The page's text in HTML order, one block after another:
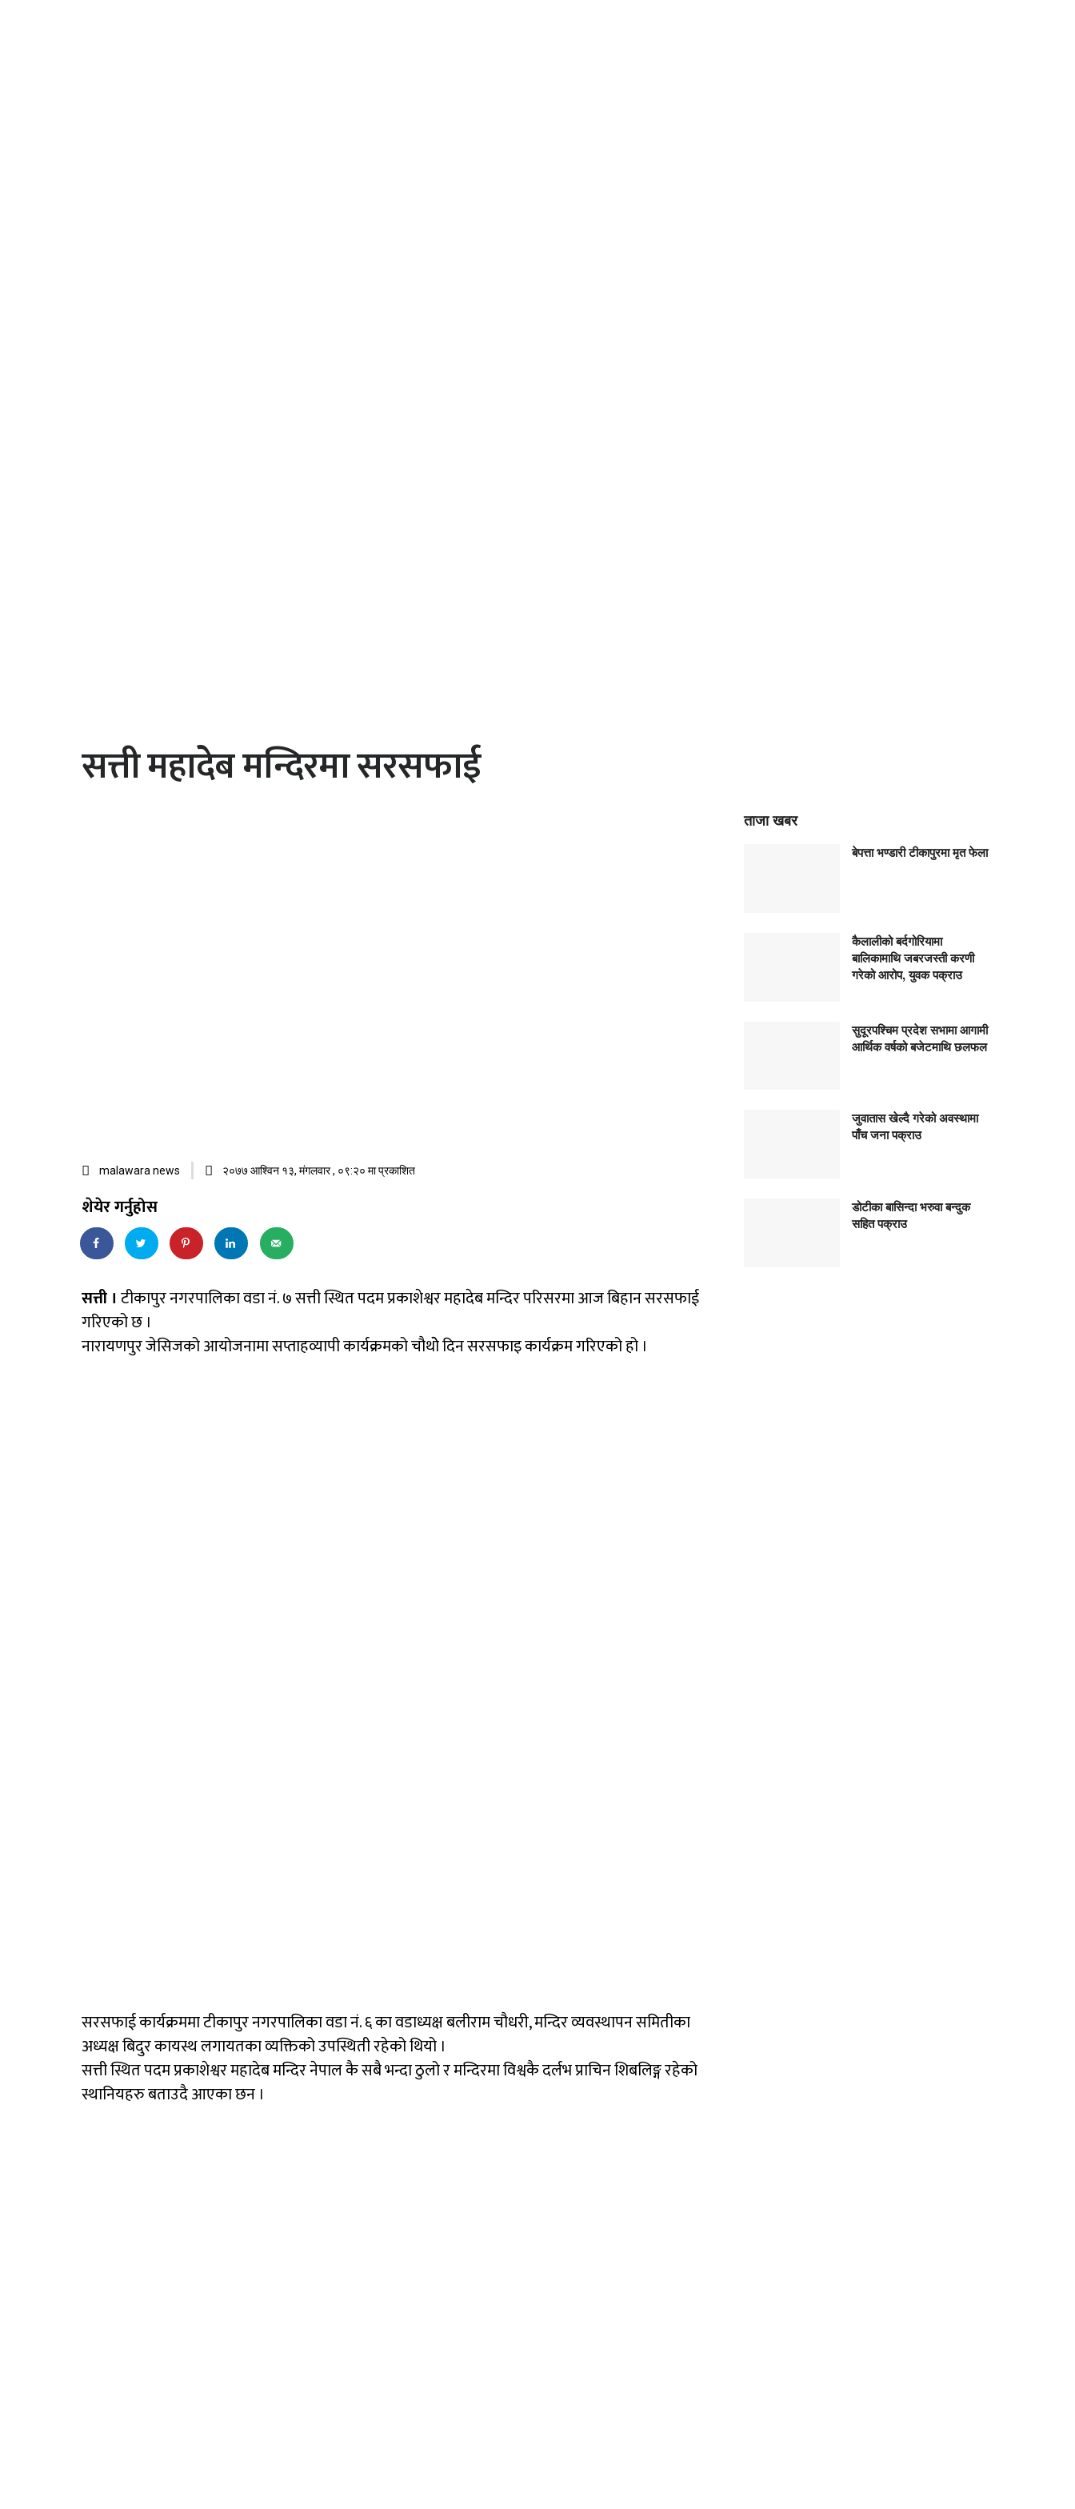
सत्ती महादेब मन्दिरमा सरसफाई
malawara news २०७७ आश्विन १३, मंगलवार , ०९:२० मा प्रकाशित
शेयेर गर्नुहोस
सत्ती । टीकापुर नगरपालिका वडा नं. ७ सत्ती स्थित पदम प्रकाशेश्वर महादेब मन्दिर परिसरमा आज बिहान सरसफाई
गरिएको छ ।
नारायणपुर जेसिजको आयोजनामा सप्ताहव्यापी कार्यक्रमको चौथोे दिन सरसफाइ कार्यक्रम गरिएको हो ।
सरसफाई कार्यक्रममा टीकापुर नगरपालिका वडा नं. ६ का वडाध्यक्ष बलीराम चौधरी, मन्दिर व्यवस्थापन समितीका
अध्यक्ष बिदुर कायस्थ लगायतका व्यक्तिको उपस्थिती रहेको थियो ।
सत्ती स्थित पदम प्रकाशेश्वर महादेब मन्दिर नेपाल कै सबै भन्दा ठुलो र मन्दिरमा विश्वकै दर्लभ प्राचिन शिबलिङ्ग रहेको
स्थानियहरु बताउदै आएका छन ।
ताजा खबर
बेपत्ता भण्डारी टीकापुरमा मृत फेला
कैलालीको बर्दगोरियामा
बालिकामाथि जबरजस्ती करणी
गरेको आरोप, युवक पक्राउ
सुदूरपश्चिम प्रदेश सभामा आगामी
आर्थिक वर्षको बजेटमाथि छलफल
जुवातास खेल्दै गरेको अवस्थामा
पाँच जना पक्राउ
डोटीका बासिन्दा भरुवा बन्दुक
सहित पक्राउ